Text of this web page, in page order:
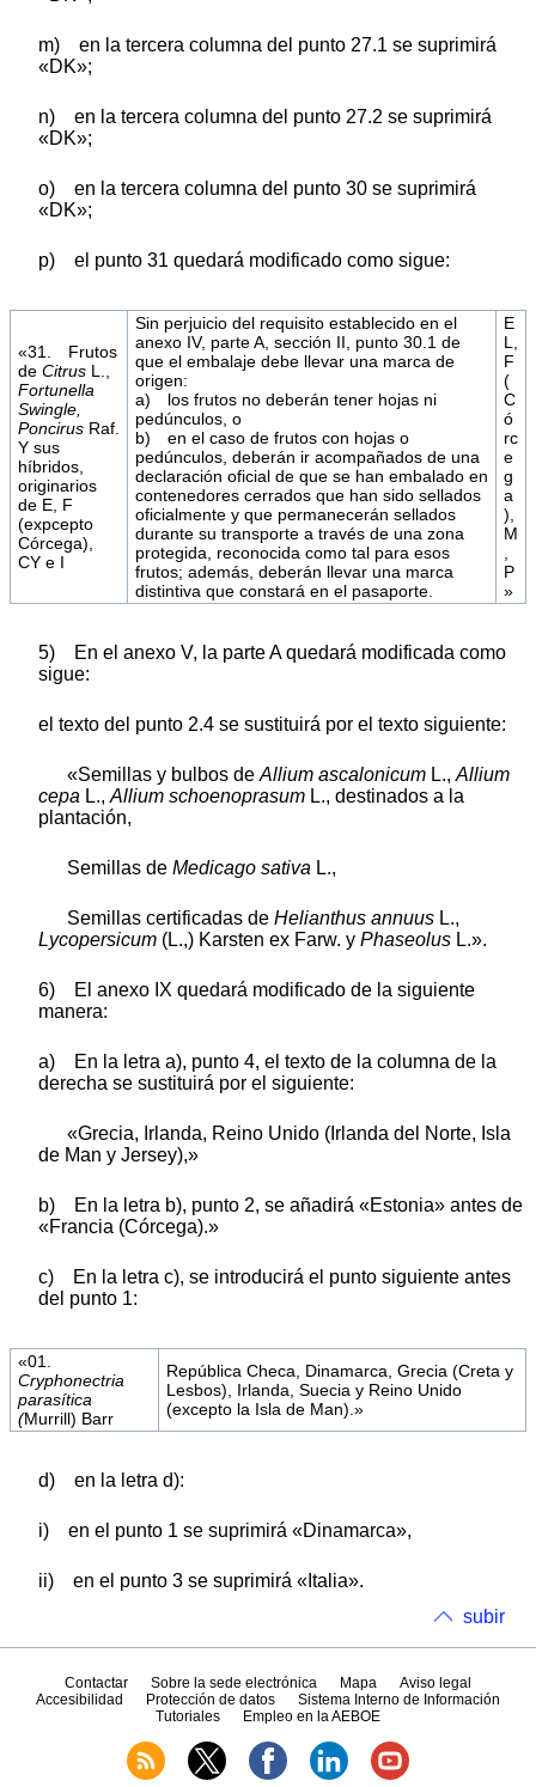
m) en la tercera columna del punto 27.1 se suprimirá
«DK»;
n) en la tercera columna del punto 27.2 se suprimirá
«DK»;
o) en la tercera columna del punto 30 se suprimirá
«DK»;
p) el punto 31 quedará modificado como sigue:
«31. Frutos
de Citrus L.,
Fortunella
Swingle,
Poncirus Raf.
Y sus
híbridos,
originarios
de E, F
(expcepto
Córcega),
CY e I
Sin perjuicio del requisito establecido en el
anexo IV, parte A, sección II, punto 30.1 de
que el embalaje debe llevar una marca de
origen:
a) los frutos no deberán tener hojas ni
pedúnculos, o
b) en el caso de frutos con hojas o
pedúnculos, deberán ir acompañados de una
declaración oficial de que se han embalado en
contenedores cerrados que han sido sellados
oficialmente y que permanecerán sellados
durante su transporte a través de una zona
protegida, reconocida como tal para esos
frutos; además, deberán llevar una marca
distintiva que constará en el pasaporte.
E
L,
F
(
C
ó
rc
e
g
a
),
M
P
»
5) En el anexo V, la parte A quedará modificada como
sigue:
el texto del punto 2.4 se sustituirá por el texto siguiente:
«Semillas y bulbos de Allium ascalonicum L., Allium
cepa L., Allium schoenoprasum L., destinados a la
plantación,
Semillas de Medicago sativa L.,
Semillas certificadas de Helianthus annuus L.,
Lycopersicum (L.,) Karsten ex Farw. y Phaseolus L.».
6) El anexo IX quedará modificado de la siguiente
manera:
a) En la letra a), punto 4, el texto de la columna de la
derecha se sustituirá por el siguiente:
«Grecia, Irlanda, Reino Unido (Irlanda del Norte, Isla
de Man y Jersey),»
b) En la letra b), punto 2, se añadirá «Estonia» antes de
«Francia (Córcega).»
c) En la letra c), se introducirá el punto siguiente antes
del punto 1:
«01.
Cryphonectria
parasítica
(Murrill) Barr
República Checa, Dinamarca, Grecia (Creta y
Lesbos), Irlanda, Suecia y Reino Unido
(excepto la Isla de Man).»
d) en la letra d):
i) en el punto 1 se suprimirá «Dinamarca»,
ii) en el punto 3 se suprimirá «Italia».
subir
Contactar Sobre la sede electrónica Mapa
Aviso legal
Accesibilidad
Protección de datos
Sistema Interno de Información
Tutoriales
Empleo en la AEBOE